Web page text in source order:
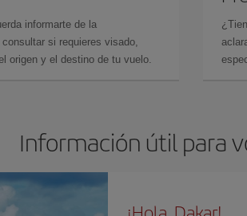
informarte de la
si requieres visado,
origen y el destino de tu vuelo.
Información útil para